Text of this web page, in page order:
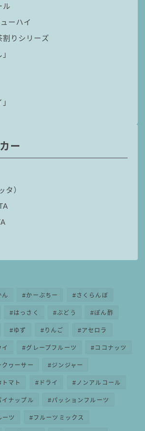
ル
ーハイ
割りシリーズ
ー
タ）
ん かーぶちー さくらんぼ
はっさく ぶどう ぽん酢
ゆず りんご アセロラ
グレープフルーツ ココナッツ
クヮーサー ジンジャー
トマト ドライ ノンアルコール
イナップル パッションフルーツ
ーツ フルーツミックス